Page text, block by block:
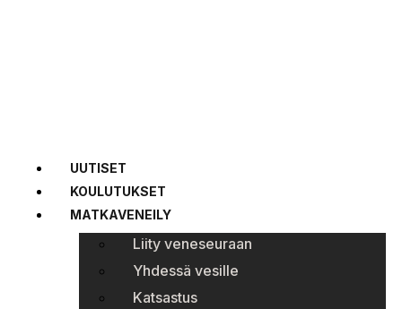
UUTISET
KOULUTUKSET
MATKAVENEILY
Liity veneseuraan
Yhdessä vesille
Katsastus